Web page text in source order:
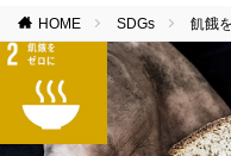
HOME SDGs 飢餓